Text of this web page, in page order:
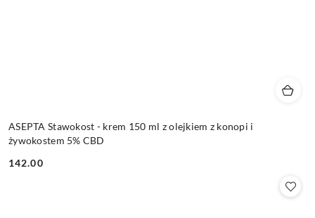
ASEPTA Stawokost - krem 150 ml z olejkiem z konopi i
żywokostem 5% CBD
Cena:
142.00